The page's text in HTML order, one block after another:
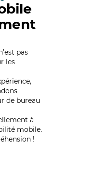
pas
les
de bureau
à
mobile.
!